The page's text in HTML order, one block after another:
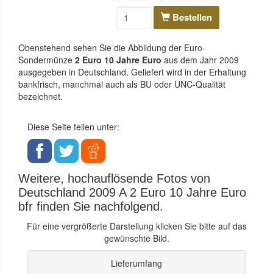
Bestellen
Obenstehend sehen Sie die Abbildung der Euro-
Sondermünze 2 Euro 10 Jahre Euro aus dem Jahr 2009
ausgegeben in Deutschland. Geliefert wird in der Erhaltung
bankfrisch, manchmal auch als BU oder UNC-Qualität
bezeichnet.
Diese Seite teilen unter:
Weitere, hochauflösende Fotos von
Deutschland 2009 A 2 Euro 10 Jahre Euro
bfr finden Sie nachfolgend.
Für eine vergrößerte Darstellung klicken Sie bitte auf das
gewünschte Bild.
Lieferumfang